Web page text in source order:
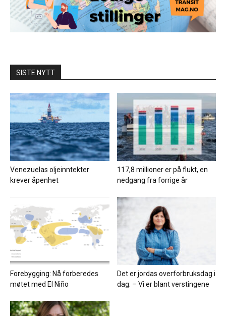
SISTE NYTT
Venezuelas oljeinntekter
krever åpenhet
117,8 millioner er på flukt, en
nedgang fra forrige år
Forebygging: Nå forberedes
møtet med El Niño
Det er jordas overforbruksdag i
dag: – Vi er blant verstingene